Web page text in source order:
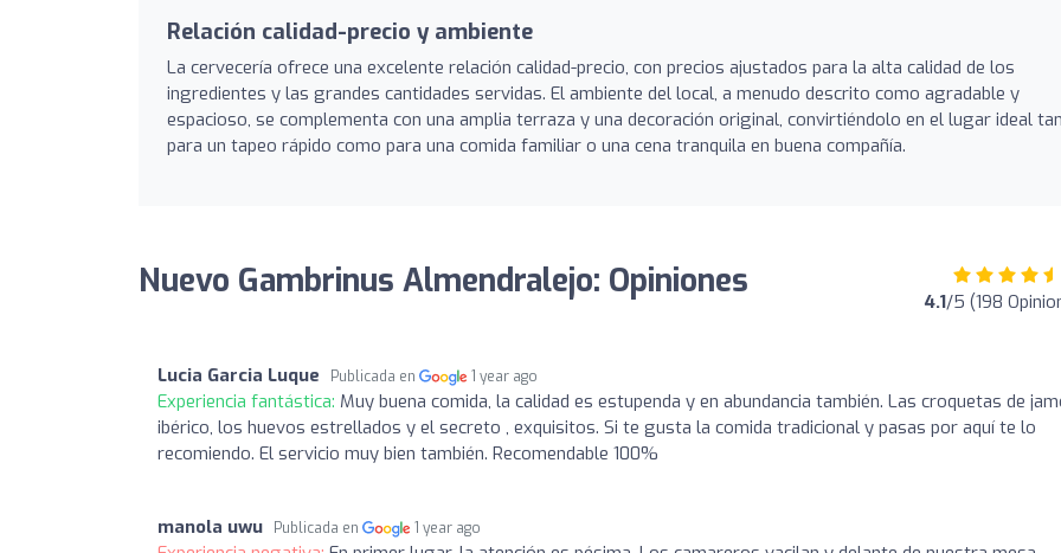
Relación calidad-precio y ambiente
La cervecería ofrece una excelente relación calidad-precio, con precios ajustados para la alta calidad de los
ingredientes y las grandes cantidades servidas. El ambiente del local, a menudo descrito como agradable y
espacioso, se complementa con una amplia terraza y una decoración original, convirtiéndolo en el lugar ideal
para un tapeo rápido como para una comida familiar o una cena tranquila en buena compañía.
Nuevo Gambrinus Almendralejo: Opiniones 4.1/5 (198
Lucia Garcia Luque Publicada en 1 year ago
Experiencia fantástica: Muy buena comida, la calidad es estupenda y en abundancia también. Las croquetas de
ibérico, los huevos estrellados y el secreto , exquisitos. Si te gusta la comida tradicional y pasas por aquí te lo
recomiendo. El servicio muy bien también. Recomendable 100%
manola uwu Publicada en 1 year ago